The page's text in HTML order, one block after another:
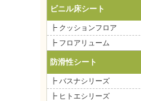
ビニル床シート
┣ クッションフロア
┣ フロアリューム
防滑性シート
┣ バスナシリーズ
┣ ヒトエシリーズ